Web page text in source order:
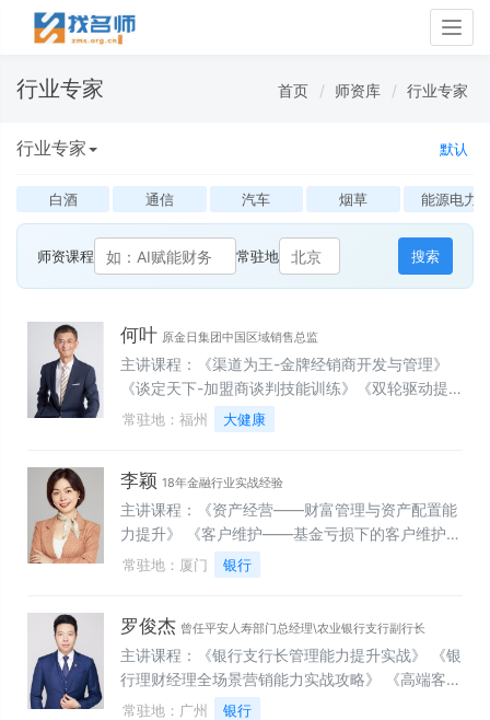
行业专家 首页 师资库 行业专家
行业专家 默认
白酒 通信 汽车 烟草 能源电力
师资课程 常驻地 搜索
何叶 原金日集团中国区域销售总监
主讲课程：《渠道为王-金牌经销商开发与管理》
《谈定天下-加盟商谈判技能训练》《双轮驱动提
升连锁销售业绩》《金牌店长特训营》《团队致
胜-高绩效销售团队建设与管理》《谈定天下-双赢
《金牌医药经销商开发与管理技能训练》《金牌医
药销售及管理技能训练》
常驻地：福州 大健康
李颖 18年金融行业实战经验
主讲课程：《资产经营——财富管理与资产配置能
力提升》 《客户维护——基金亏损下的客户维护与
再销售》 《养老金融——银发时代的高品质养老金
经营——客户管理与维护能力提升》
常驻地：厦门 银行
罗俊杰 曾任平安人寿部门总经理\农业银行支行副行长
主讲课程：《银行支行长管理能力提升实战》 《银
行理财经理全场景营销能力实战攻略》 《高端客户
深度KYC与财富检视》 《理财产品顾问式营销与资
常驻地：广州 银行